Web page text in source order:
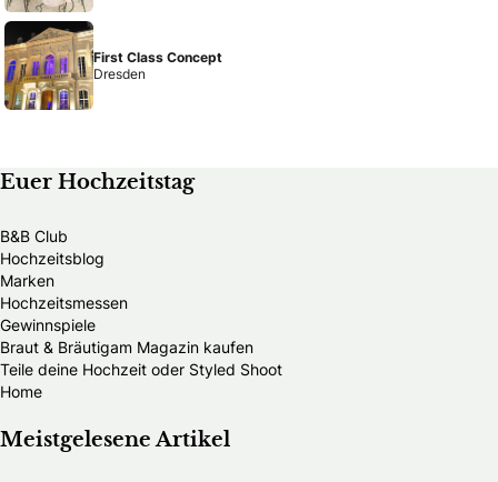
First Class Concept
Dresden
Euer Hochzeitstag
B&B Club
Hochzeitsblog
Marken
Hochzeitsmessen
Gewinnspiele
Braut & Bräutigam Magazin kaufen
Teile deine Hochzeit oder Styled Shoot
Home
Meistgelesene Artikel